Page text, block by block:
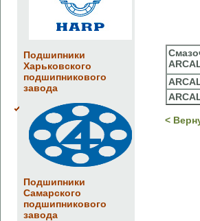
Подшипники
Харьковского
подшипникового
завода
Подшипники
Самарского
подшипникового
завода
<